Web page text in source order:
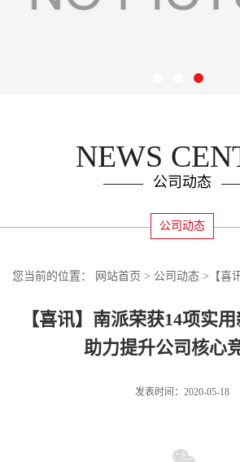
NEWS
公司动态
公司动态
您当前的位置： 网站首页 > 公司动态 > 【喜
新型发明专利 助力提升公司核心竞争力
【喜讯】南派荣获14项实
助力提升公司核心
发表时间：2020-05-18